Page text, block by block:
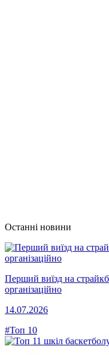
Останні новини
Перший виїзд на
організаційно
14.07.2026
#Топ 10